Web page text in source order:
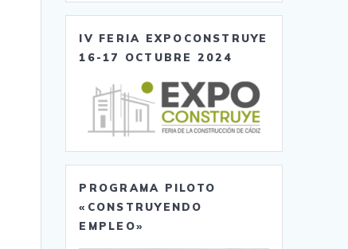
IV FERIA EXPOCONSTRUYE
16-17 OCTUBRE 2024
PROGRAMA PILOTO
«CONSTRUYENDO
EMPLEO»